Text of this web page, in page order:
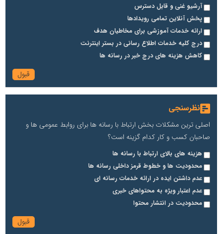
آرشیو غنی و قابل دسترس
پخش آنلاین تمامی رویدادها
ارائه خدمات آموزشی برای مخاطیان هدف
درج کلیه خدمات اطلاع رسانی در بستر اینترنت
کاهش هزینه های درج خبر در رسانه ها
نظرسنجی
اصلی ترین مشکلات بخش ارتباط با رسانه ها برای روابط عمومی ها و
صاحبان کسب و کار کدام گزینه است؟
هزینه های بالای ارتباط با رسانه ها
محدودیت ها و خطوط قرمز داخلی رسانه ها
عدم داشتن ایده در ارائه خدمات رسانه ای
عدم اعتبار ویژه به محتواهای خبری
محدودیت در انتشار محتوا